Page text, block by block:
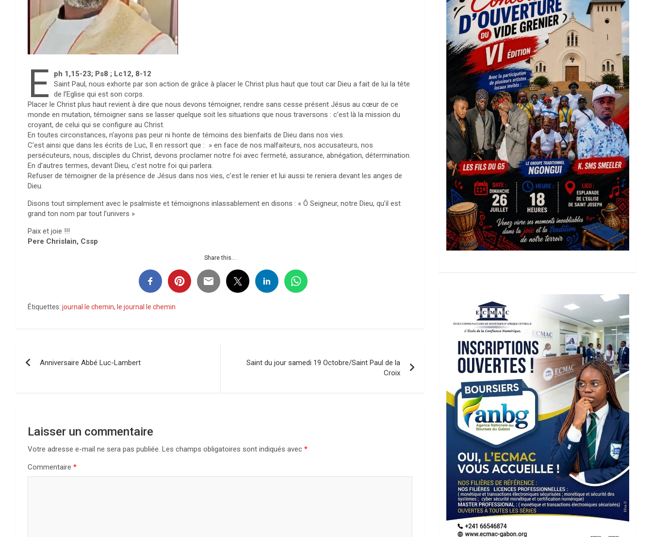
E
ph 1,15-23; Ps8 ; Lc12, 8-12
Saint Paul, nous exhorte par son action de grâce à placer le Christ plus haut que tout car Dieu a fait de lui la tête
de l’Eglise qui est son corps.
Placer le Christ plus haut revient à dire que nous devons témoigner, rendre sans cesse présent Jésus au cœur de ce
monde en mutation, témoigner sans se lasser quelque soit les situations que nous traversons : c’est là la mission du
croyant, de celui qui se configure au Christ.
En toutes circonstances, n’ayons pas peur ni honte de témoins des bienfaits de Dieu dans nos vies.
C’est ainsi que dans les écrits de Luc, Il en ressort que : » en face de nos malfaiteurs, nos accusateurs, nos
persécuteurs, nous, disciples du Christ, devons proclamer notre foi avec fermeté, assurance, abnégation, détermination.
En d’autres termes, devant Dieu, c’est notre foi qui parlera.
Refuser de témoigner de la présence de Jésus dans nos vies, c’est le renier et lui aussi te reniera devant les anges de
Dieu.
Disons tout simplement avec le psalmiste et témoignons inlassablement en disons : « Ô Seigneur, notre Dieu, qu’il est
grand ton nom par tout l’univers »
Paix et joie !!!
Pere Chrislain, Cssp
Share this...
Étiquettes: journal le chemin, le journal le chemin
de
l’article
Anniversaire Abbé Luc-Lambert
Saint du jour samedi 19 Octobre/Saint Paul de la
Croix
Laisser un commentaire
Votre adresse e-mail ne sera pas publiée. Les champs obligatoires sont indiqués avec *
Commentaire *